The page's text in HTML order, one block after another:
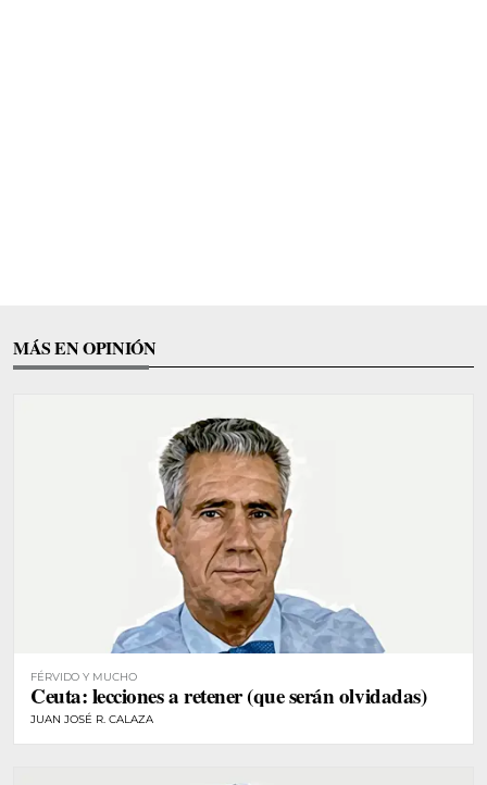
MÁS EN OPINIÓN
FÉRVIDO Y MUCHO
Ceuta: lecciones a retener (que serán olvidadas)
JUAN JOSÉ R. CALAZA